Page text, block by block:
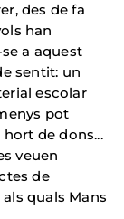
des de fa
han
a aquest
sentit: un
escolar
pot
de dons...
veuen
de
quals Mans